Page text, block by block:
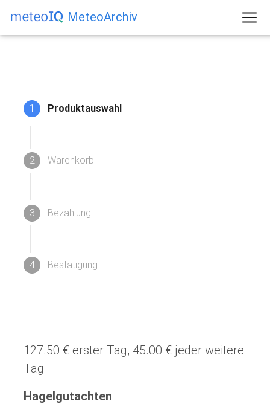
MeteoArchiv
1 Produktauswahl
2 Warenkorb
3 Bezahlung
4 Bestätigung
127.50 € erster Tag, 45.00 € jeder weitere
Tag
Hagelgutachten